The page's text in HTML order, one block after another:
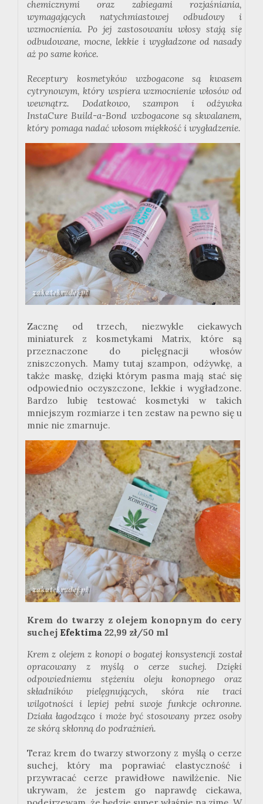
chemicznymi oraz zabiegami rozjaśniania,
wymagających natychmiastowej odbudowy i
wzmocnienia. Po jej zastosowaniu włosy stają się
odbudowane, mocne, lekkie i wygładzone od nasady
aż po same końce.
Receptury kosmetyków wzbogacone są kwasem
cytrynowym, który wspiera wzmocnienie włosów od
wewnątrz. Dodatkowo, szampon i odżywka
InstaCure Build-a-Bond wzbogacone są skwalanem,
który pomaga nadać włosom miękkość i wygładzenie.
Zacznę od trzech, niezwykle ciekawych
miniaturek z kosmetykami Matrix, które są
przeznaczone do pielęgnacji włosów
zniszczonych. Mamy tutaj szampon, odżywkę, a
także maskę, dzięki którym pasma mają stać się
odpowiednio oczyszczone, lekkie i wygładzone.
Bardzo lubię testować kosmetyki w takich
mniejszym rozmiarze i ten zestaw na pewno się u
mnie nie zmarnuje.
Krem do twarzy z olejem konopnym do cery
suchej Efektima 22,99 zł/50 ml
Krem z olejem z konopi o bogatej konsystencji został
opracowany z myślą o cerze suchej. Dzięki
odpowiedniemu stężeniu oleju konopnego oraz
składników pielęgnujących, skóra nie traci
wilgotności i lepiej pełni swoje funkcje ochronne.
Działa łagodząco i może być stosowany przez osoby
ze skórą skłonną do podrażnień.
Teraz krem do twarzy stworzony z myślą o cerze
suchej, który ma poprawiać elastyczność i
przywracać cerze prawidłowe nawilżenie. Nie
ukrywam, że jestem go naprawdę ciekawa,